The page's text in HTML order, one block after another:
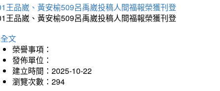
王品崴、黃安榆509呂禹崴投稿人間福報榮獲刊登
王品崴、黃安榆509呂禹崴投稿人間福報榮獲刊登
文
榮譽事項：
發佈單位：
建立時間：2025-10-22
瀏覽次數：294